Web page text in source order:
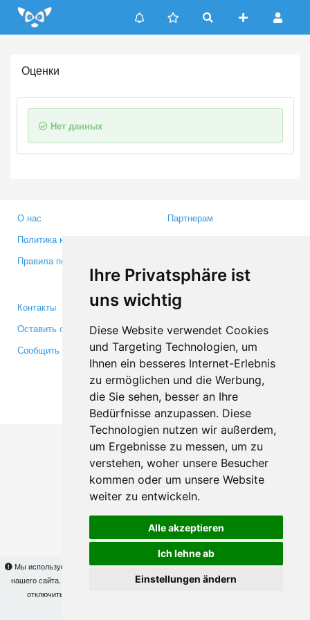
Ihre Privatsphäre ist
uns wichtig
Diese Website verwendet Cookies
und Targeting Technologien, um
Ihnen ein besseres Internet-Erlebnis
zu ermöglichen und die Werbung,
die Sie sehen, besser an Ihre
Bedürfnisse anzupassen. Diese
Technologien nutzen wir außerdem,
um Ergebnisse zu messen, um zu
verstehen, woher unsere Besucher
kommen oder um unsere Website
weiter zu entwickeln.
Alle akzeptieren
Ich lehne ab
Einstellungen ändern
Update cookies preferences
Мы используем cookies для того, чтобы Вы могли использовать весь функционал
нашего сайта. На
Вы сможете узнать подробности и, при желании,
отключить использование cookies. Продолжая пользоваться сайтом, Вы
Оценки
Нет данных
О нас
Политика конфиденциальности
Правила пользования
Партнерам
Медиа
Контакты
Оставить отзыв
Сообщить об ошибке
Facebook
Twitter
YouTube
Google+
Makis© Copyright 2026